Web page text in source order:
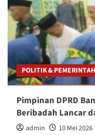
POLITIK &
Pimpinan DPRD
Beribadah Lancar
admin 10 Mei 2026